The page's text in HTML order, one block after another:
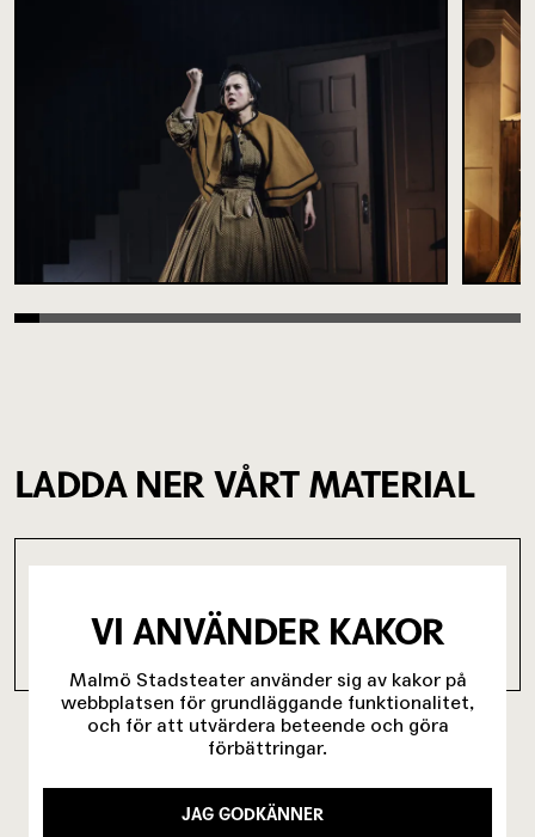
LADDA NER VÅRT MATERIAL
PROGRAM EN JULSAGA HAVERERAR
(2.52 MB)
VI ANVÄNDER KAKOR
Malmö Stadsteater använder sig av kakor på
webbplatsen för grundläggande funktionalitet,
och för att utvärdera beteende och göra
förbättringar.
JAG GODKÄNNER